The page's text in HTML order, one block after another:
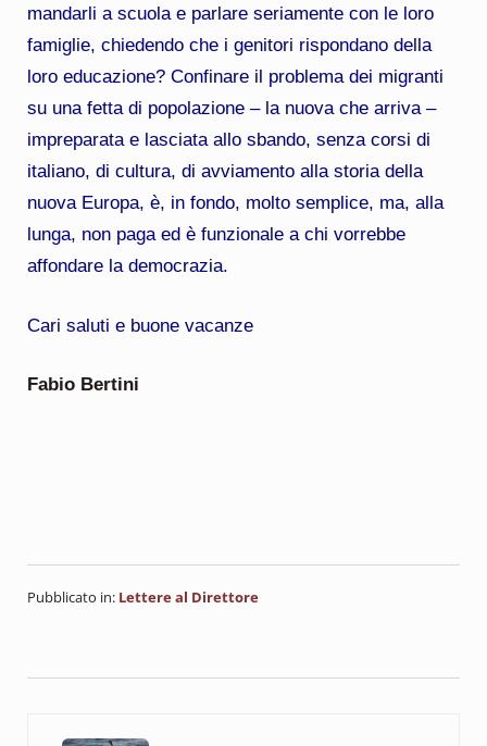
mandarli a scuola e parlare seriamente con le loro
famiglie, chiedendo che i genitori rispondano della
loro educazione? Confinare il problema dei migranti
su una fetta di popolazione – la nuova che arriva –
impreparata e lasciata allo sbando, senza corsi di
italiano, di cultura, di avviamento alla storia della
nuova Europa, è, in fondo, molto semplice, ma, alla
lunga, non paga ed è funzionale a chi vorrebbe
affondare la democrazia.
Cari saluti e buone vacanze
Fabio Bertini
Pubblicato in: Lettere al Direttore